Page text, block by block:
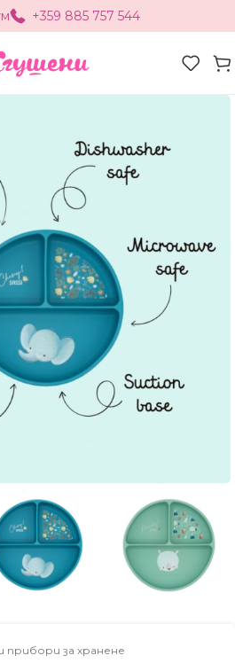
+359 885 757 544
за хранене